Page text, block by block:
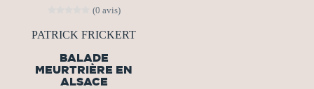
(0 avis)
PATRICK FRICKERT
BALADE
MEURTRIÈRE EN
ALSACE